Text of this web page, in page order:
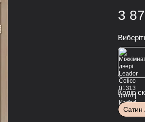
3
Колір
Сатин